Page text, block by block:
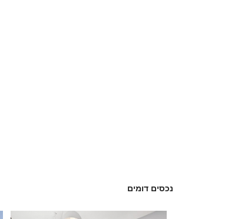
נכסים דומים